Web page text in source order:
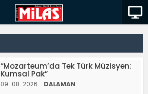
“Mozarteum’da Tek Türk Müzisyen:
Kumsal Pak”
09-08-2026 - DALAMAN